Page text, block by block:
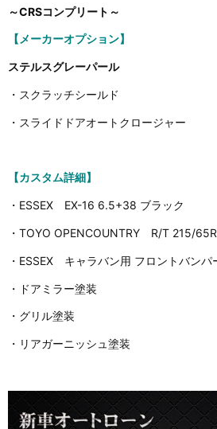
～CRSコンプリート～
【メーカーオプション】
ステルスグレーパール
・スクラッチシールド
・スライドドアオートクロージャー
【カスタム詳細】
・ESSEX EX-16 6.5+38 ブラック
・TOYO OPENCOUNTRY R/T 215/
・ESSEX キャラバン用 フロントバン
・ドアミラー塗装
・グリル塗装
・リアガーニッシュ塗装